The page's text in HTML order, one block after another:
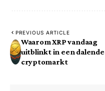
PREVIOUS ARTICLE
Waarom XRP vandaag
uitblinkt in een dalende
cryptomarkt